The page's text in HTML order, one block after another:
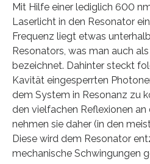
Mit Hilfe einer lediglich 600
Laserlicht in den Resonator
Frequenz liegt etwas
Resonators, was man auch
bezeichnet. Dahinter steckt
Kavität eingesperrten
dem System in Resonanz zu
den vielfachen Reflexionen an
nehmen sie daher (in den
Diese wird dem Resonator
mechanische Schwingungen